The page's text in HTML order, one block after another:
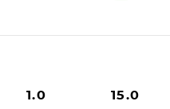
1.0 15.0